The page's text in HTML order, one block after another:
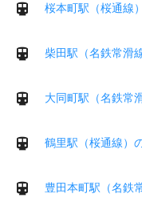
桜本町駅（桜通
柴田駅（名鉄常
大同町駅（名鉄
鶴里駅（桜通線
豊田本町駅（名